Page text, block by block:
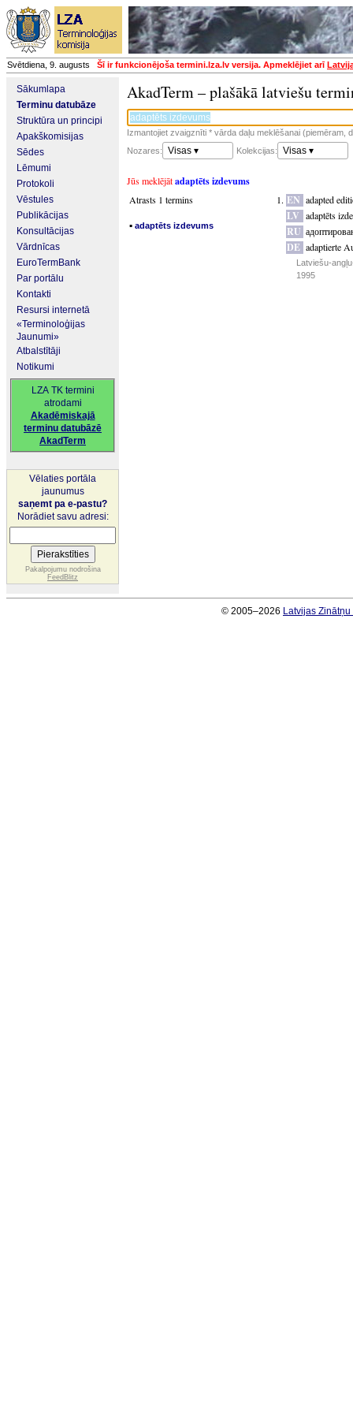
Svētdiena, 9. augusts Šī ir funkcionējoša termini.lza.lv versija. Apmeklējiet arī
Sākumlapa
Terminu datubāze
Struktūra un principi
Apakškomisijas
Sēdes
Lēmumi
Protokoli
Vēstules
Publikācijas
Konsultācijas
Vārdnīcas
EuroTermBank
Par portālu
Kontakti
Resursi internetā
«Terminoloģijas
Jaunumi»
Atbalstītāji
Notikumi
LZA TK termini
atrodami
Akadēmiskajā
terminu datubāzē
AkadTerm
Vēlaties portāla
jaunumus
saņemt pa e-pastu?
Norādiet savu adresi:
Pakalpojumu nodrošina
FeedBlitz
AkadTerm – plašākā latviešu
Izmantojiet zvaigznīti * vārda daļu meklēšanai (piemēram,
Nozares:
Visas ▾ Kolekcijas: Visas ▾
Jūs meklējātadaptēts izdevums
Atrasts 1 termins
▪ adaptēts izdevums
EN adapted
LV adaptēts
RU
DE adaptierte
Latviešu-
1995
© 2005–2026 Latvijas